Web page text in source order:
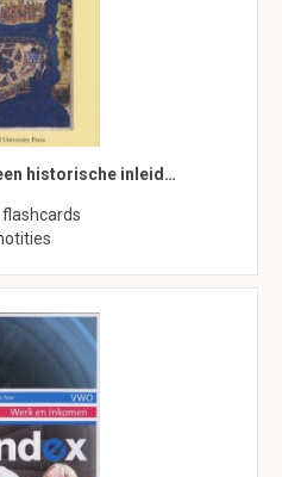
historische inleid…
flashcards